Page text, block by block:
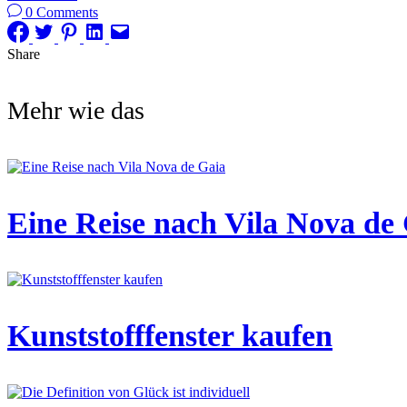
0 Comments
Share
Mehr wie das
Eine Reise nach Vila Nova de
Kunststofffenster kaufen